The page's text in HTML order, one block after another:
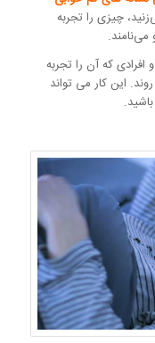
چیزی را تجربه
افرادی که آن را تجربه
این کار می تواند